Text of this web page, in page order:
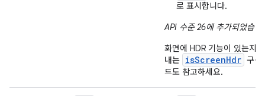
로 표시합니다.
API 수준 26에 추가되었습니
화면에 HDR 기능이 있는지
내는 isScreenHdr 구성
드도 참고하세요.